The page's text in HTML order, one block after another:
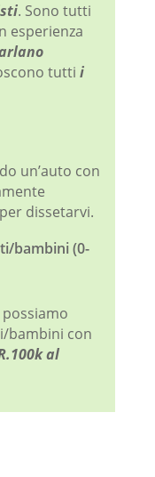
. Sono tutti
esperienza
tutti i
un’auto con
dissetarvi.
bambini (0-
bambini con
al